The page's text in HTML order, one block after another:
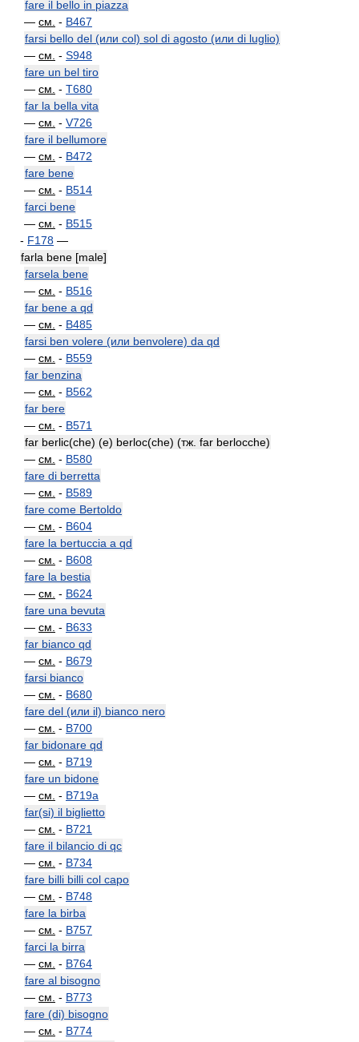
fare il bello in piazza
— см. - B467
farsi bello del (или col) sol di agosto (или di luglio)
— см. - S948
fare un bel tiro
— см. - T680
far la bella vita
— см. - V726
fare il bellumore
— см. - B472
fare bene
— см. - B514
farci bene
— см. - B515
- F178 —
farla bene [male]
farsela bene
— см. - B516
far bene a qd
— см. - B485
farsi ben volere (или benvolere) da qd
— см. - B559
far benzina
— см. - B562
far bere
— см. - B571
far berlic(che) (e) berloc(che) (тж. far berlocche)
— см. - B580
fare di berretta
— см. - B589
fare come Bertoldo
— см. - B604
fare la bertuccia a qd
— см. - B608
fare la bestia
— см. - B624
fare una bevuta
— см. - B633
far bianco qd
— см. - B679
farsi bianco
— см. - B680
fare del (или il) bianco nero
— см. - B700
far bidonare qd
— см. - B719
fare un bidone
— см. - B719a
far(si) il biglietto
— см. - B721
fare il bilancio di qc
— см. - B734
fare billi billi col capo
— см. - B748
fare la birba
— см. - B757
farci la birra
— см. - B764
fare al bisogno
— см. - B773
fare (di) bisogno
— см. - B774